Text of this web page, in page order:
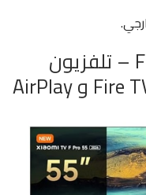
F Pro 55 – تلفزيون